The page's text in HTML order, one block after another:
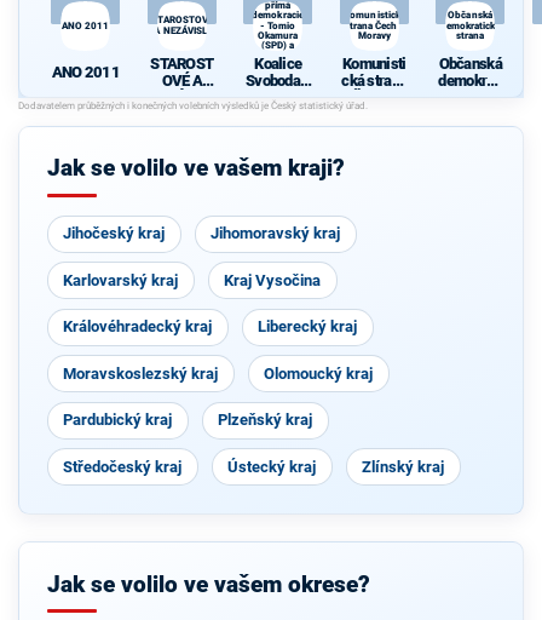
ANO 2011
ANO 2011
STAROSTOVÉ
A NEZÁVISLÍ
STAROST
OVÉ A
NEZÁVISL
Í
přímá
demokracie
- Tomio
Okamura
(SPD) a
Strana Práv
Občanů
Koalice
Svoboda a
přímá
demokraci
e - Tomio
(SPD) a
Občanů
Komunistická
strana Čech a
Moravy
Komunisti
cká strana
Čech a
Moravy
Občanská
demokratická
strana
Občanská
demokrati
cká strana
Jak se volilo ve vašem kraji?
Jihočeský kraj Jihomoravský kraj
Karlovarský kraj Kraj Vysočina
Královéhradecký kraj Liberecký kraj
Moravskoslezský kraj Olomoucký kraj
Pardubický kraj Plzeňský kraj
Středočeský kraj Ústecký kraj Zlínský kraj
Jak se volilo ve vašem okrese?